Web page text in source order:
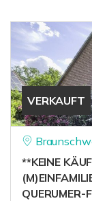
VERKAUFT
**KEINE
QUERUMER-